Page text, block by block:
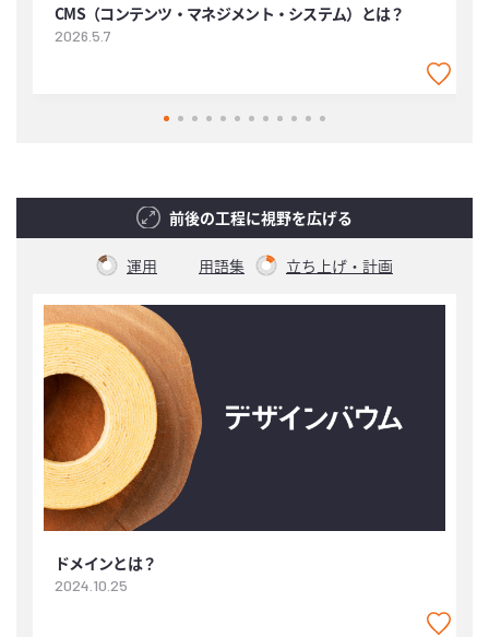
CMS（コンテンツ・マネジメント・システム）とは？
2026.5.7
前後の工程に視野を広げる
運用 用語集 立ち上げ・計画
ドメインとは？
2024.10.25